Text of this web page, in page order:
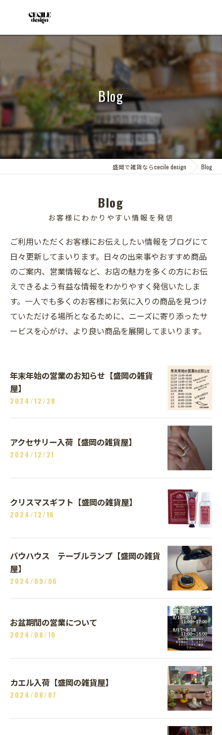
Blog
盛岡で雑貨ならcecile design Blog
Blog
お客様にわかりやすい情報を発信
ご利用いただくお客様にお伝えしたい情報をブログにて
日々更新してまいります。日々の出来事やおすすめ商品
のご案内、営業情報など、お店の魅力を多くの方にお伝
えできるよう有益な情報をわかりやすく発信いたしま
す。一人でも多くのお客様にお気に入りの商品を見つけ
ていただける場所となるために、ニーズに寄り添ったサ
ービスを心がけ、より良い商品を展開してまいります。
年末年始の営業のお知らせ【盛岡の雑貨
屋】
2024/12/28
アクセサリー入荷【盛岡の雑貨屋】
2024/12/21
クリスマスギフト【盛岡の雑貨屋】
2024/12/16
バウハウス テーブルランプ【盛岡の雑貨
屋】
2024/09/06
お盆期間の営業について
2024/08/10
カエル入荷【盛岡の雑貨屋】
2024/08/07